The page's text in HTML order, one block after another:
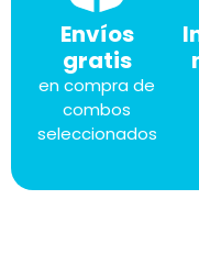
Envíos
gratis
en compra de
combos
seleccionados